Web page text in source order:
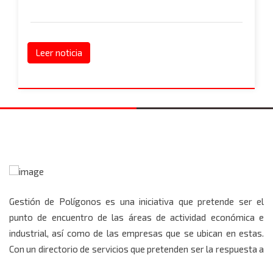
Leer noticia
Gestión de Polígonos es una iniciativa que pretende ser el
punto de encuentro de las áreas de actividad económica e
industrial, así como de las empresas que se ubican en estas.
Con un directorio de servicios que pretenden ser la respuesta a